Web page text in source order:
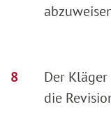
Der
die